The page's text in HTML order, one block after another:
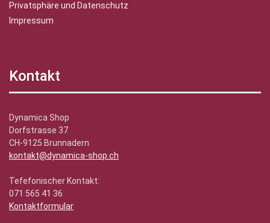
Privatsphäre und Datenschutz
Impressum
Kontakt
Dynamica Shop
Dorfstrasse 37
CH-9125 Brunnadern
kontakt@dynamica-shop.ch
Tefefonischer Kontakt:
071 565 41 36
Kontaktformular